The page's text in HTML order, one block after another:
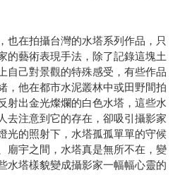
也在拍攝台灣的水塔系列作品，只
的藝術表現手法，除了記錄這塊土
自己對景觀的特殊感受，有些作品
，他在都市水泥叢林中或田野間拍
射出金光燦爛的白色水塔，這些水
去注意到它的存在，卻吸引攝影家
光的照射下，水塔孤孤單單的守候
廟宇之間，水塔真是無所不在，變
水塔樣貌變成攝影家一幅幅心靈的